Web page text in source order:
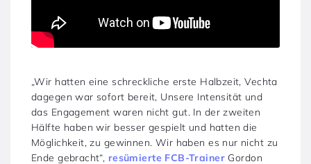
„Wir hatten eine schreckliche erste Halbzeit, Vechta
dagegen war sofort bereit, Unsere Intensität und
das Engagement waren nicht gut. In der zweiten
Hälfte haben wir besser gespielt und hatten die
Möglichkeit, zu gewinnen. Wir haben es nur nicht zu
Ende gebracht“, resümierte FCB-TrainerGordon